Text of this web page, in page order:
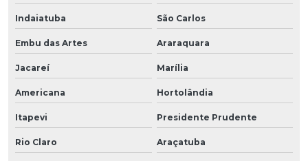
Indaiatuba São Carlos
Embu das Artes Araraquara
Jacareí Marília
Americana Hortolândia
Itapevi Presidente Prudente
Rio Claro Araçatuba